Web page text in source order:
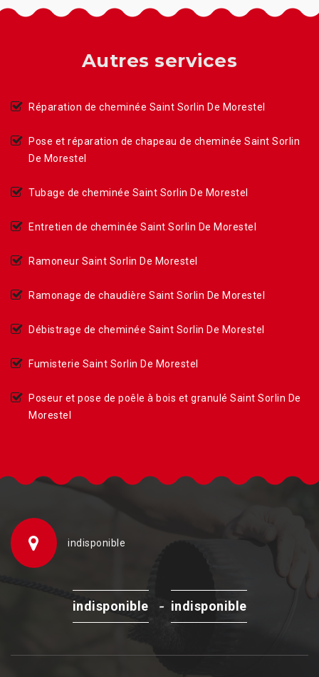
Autres services
Réparation de cheminée Saint Sorlin De Morestel
Pose et réparation de chapeau de cheminée Saint Sorlin
De Morestel
Tubage de cheminée Saint Sorlin De Morestel
Entretien de cheminée Saint Sorlin De Morestel
Ramoneur Saint Sorlin De Morestel
Ramonage de chaudière Saint Sorlin De Morestel
Débistrage de cheminée Saint Sorlin De Morestel
Fumisterie Saint Sorlin De Morestel
Poseur et pose de poêle à bois et granulé Saint Sorlin De
Morestel
indisponible
indisponible - indisponible